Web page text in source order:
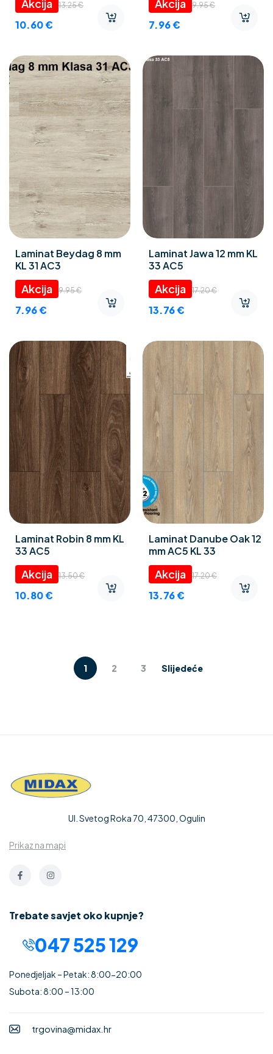
13.25€
10.60€
9.95€
7.96€
Laminat Beydag 8 mm
KL 31 AC3
9.95€
7.96€
Laminat Jawa 12 mm KL
33 AC5
17.20€
13.76€
Laminat Robin 8 mm KL
33 AC5
13.50€
10.80€
Laminat Danube Oak 12
mm AC5 KL 33
17.20€
13.76€
1 2 3 Slijedeće
Ul. Svetog Roka 70, 47300, Ogulin
Prikaz na mapi
Trebate savjet oko kupnje?
047 525 129
Ponedjeljak – Petak: 8:00-20:00
Subota: 8:00 – 13:00
trgovina@midax.hr